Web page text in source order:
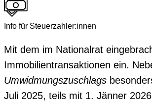
Info für Steuerzahler:innen
Mit dem im Nationalrat
Immobilientransaktionen ein.
Umwidmungszuschlags
Juli 2025, teils mit 1. Jänner